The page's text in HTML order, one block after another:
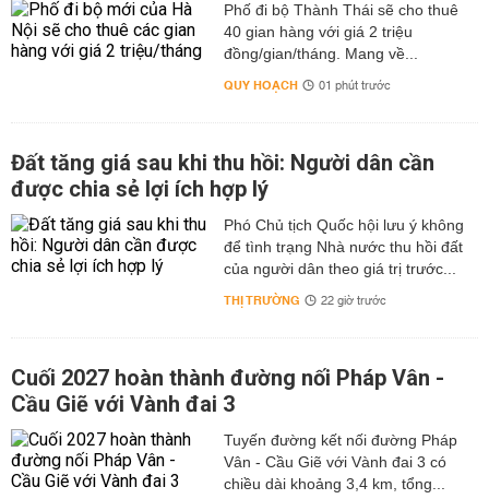
Phố đi bộ Thành Thái sẽ cho thuê
40 gian hàng với giá 2 triệu
đồng/gian/tháng. Mang về...
QUY HOẠCH 01 phút trước
Đất tăng giá sau khi thu hồi: Người dân cần
được chia sẻ lợi ích hợp lý
Phó Chủ tịch Quốc hội lưu ý không
để tình trạng Nhà nước thu hồi đất
của người dân theo giá trị trước...
THỊ TRƯỜNG 22 giờ trước
Cuối 2027 hoàn thành đường nối Pháp Vân -
Cầu Giẽ với Vành đai 3
Tuyến đường kết nối đường Pháp
Vân - Cầu Giẽ với Vành đai 3 có
chiều dài khoảng 3,4 km, tổng...